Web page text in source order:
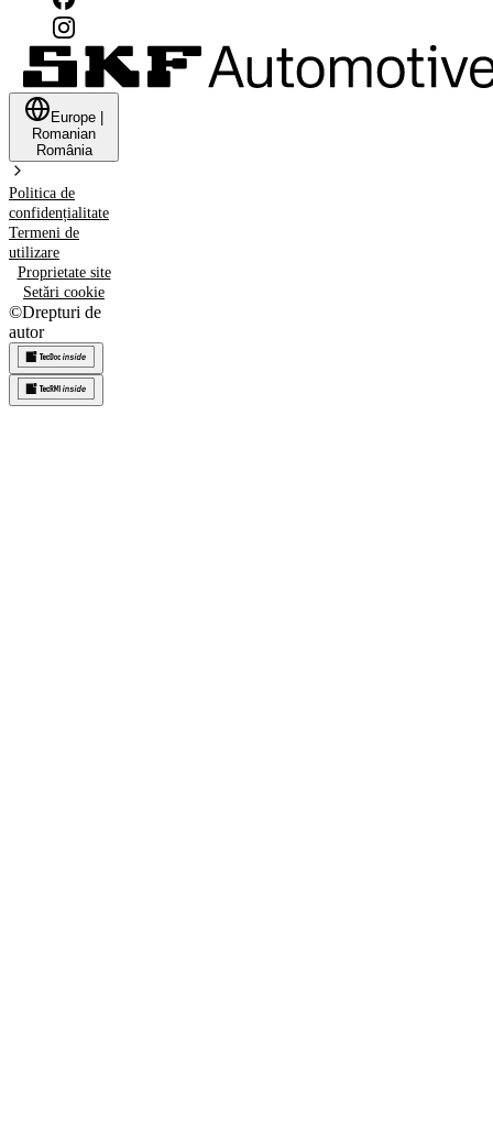
Europe
Romanian
România
Politica de
confidențialitate
Termeni de
utilizare
Proprietate site
Setări cookie
©Drepturi de
autor